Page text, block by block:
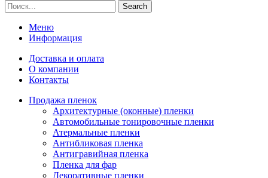
Search
Меню
Информация
Доставка и оплата
О компании
Контакты
Продажа пленок
Архитектурные (оконные) пленки
Автомобильные тонировочные пленки
Атермальные пленки
Антибликовая пленка
Антигравийная пленка
Пленка для фар
Декоративные пленки